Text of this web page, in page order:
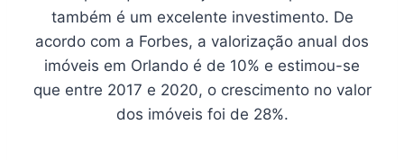
também é um excelente investimento. De
acordo com a Forbes, a valorização anual dos
imóveis em Orlando é de 10% e estimou-se
que entre 2017 e 2020, o crescimento no valor
dos imóveis foi de 28%.